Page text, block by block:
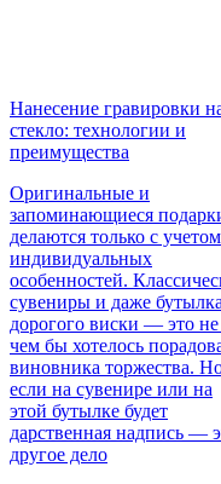
Нанесение гравировки
стекло: технологии и
преимущества
Оригинальные и
запоминающиеся
делаются только с учетом
индивидуальных
особенностей.
сувениры и даже бутылка
дорогого виски — это не
чем бы хотелось
виновника торжества.
если на сувенире или на
этой бутылке будет
дарственная надпись —
другое дело